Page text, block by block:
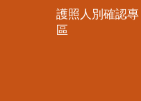
護照人別確認專
區